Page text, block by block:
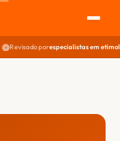
Revisado porespecialistas em